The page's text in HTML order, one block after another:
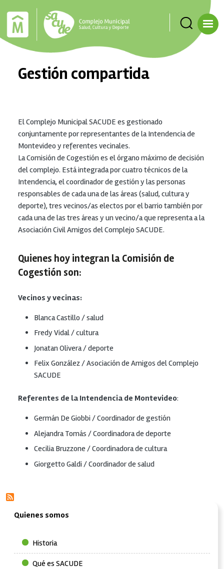
Pasar al contenido principal
Gestión compartida
El Complejo Municipal SACUDE es gestionado
conjuntamente por representantes de la Intendencia de
Montevideo y referentes vecinales.
La Comisión de Cogestión es el órgano máximo de decisión
del complejo. Está integrada por cuatro técnicos de la
Intendencia, el coordinador de gestión y las personas
responsables de cada una de las áreas (salud, cultura y
deporte), tres vecinos/as electos por el barrio también por
cada una de las tres áreas y un vecino/a que representa a la
Asociación Civil Amigos del Complejo SACUDE.
Quienes hoy integran la Comisión de
Cogestión son:
Vecinos y vecinas:
Blanca Castillo / salud
Fredy Vidal / cultura
Jonatan Olivera / deporte
Felix González / Asociación de Amigos del Complejo
SACUDE
Referentes de la Intendencia de Montevideo:
Germán De Giobbi / Coordinador de gestión
Alejandra Tomás / Coordinadora de deporte
Cecilia Bruzzone / Coordinadora de cultura
Giorgetto Galdi / Coordinador de salud
Quienes somos
Historia
Qué es SACUDE